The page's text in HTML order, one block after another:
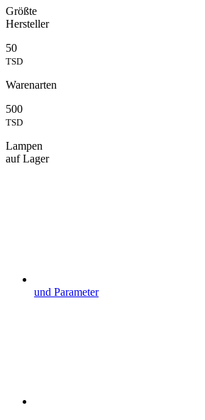
Größte
Hersteller
50
TSD
Warenarten
500
TSD
Lampen
auf Lager
und Parameter